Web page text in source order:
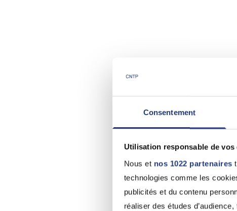
Consentement
Utilisation responsable de vos
Nous et nos 1022 partenaires
technologies comme les
publicités et du contenu
réaliser des études